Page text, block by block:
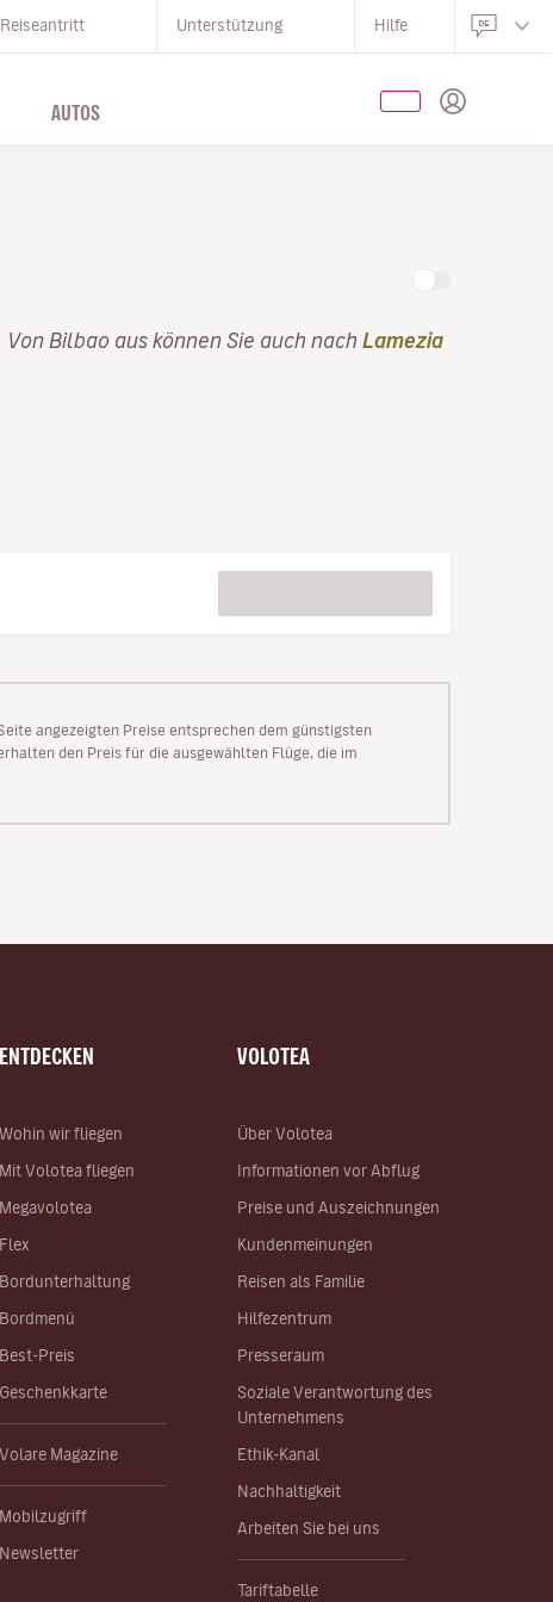
Unterstützung Hilfe
AUTOS
. Von Bilbao aus können Sie auch nach Lamezia
angezeigten Preise entsprechen dem günstigsten
den Preis für die ausgewählten Flüge, die im
ENTDECKEN
Wohin wir fliegen
Mit Volotea fliegen
Megavolotea
Flex
Bordunterhaltung
Bordmenü
Best-Preis
Geschenkkarte
Volare Magazine
Mobilzugriff
Newsletter
VOLOTEA
Über Volotea
Informationen vor Abflug
Preise und Auszeichnungen
Kundenmeinungen
Reisen als Familie
Hilfezentrum
Presseraum
Soziale Verantwortung des
Unternehmens
Ethik-Kanal
Nachhaltigkeit
Arbeiten Sie bei uns
Tariftabelle